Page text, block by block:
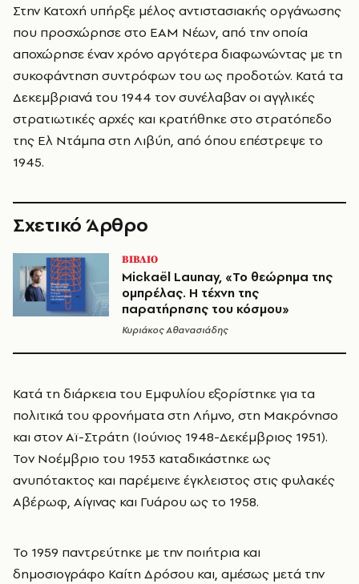
Στην Κατοχή υπήρξε µέλος αντιστασιακής οργάνωσης
που προσχώρησε στο ΕΑΜ Νέων, από την οποία
αποχώρησε έναν χρόνο αργότερα διαφωνώντας µε τη
συκοφάντηση συντρόφων του ως προδοτών. Κατά τα
Δεκεµβριανά του 1944 τον συνέλαβαν οι αγγλικές
στρατιωτικές αρχές και κρατήθηκε στο στρατόπεδο
της Ελ Ντάµπα στη Λιβύη, από όπου επέστρεψε το
1945.
Σχετικό Άρθρο
ΒΙΒΛΙΟ
Mickaël Launay, «Το θεώρημα της
ομπρέλας. Η τέχνη της
παρατήρησης του κόσμου»
Κυριάκος Αθανασιάδης
Κατά τη διάρκεια του Εµφυλίου εξορίστηκε για τα
πολιτικά του φρονήµατα στη Λήµνο, στη Μακρόνησο
και στον Αϊ-Στράτη (Ιούνιος 1948-Δεκέµβριος 1951).
Τον Νοέµβριο του 1953 καταδικάστηκε ως
ανυπότακτος και παρέµεινε έγκλειστος στις φυλακές
Αβέρωφ, Αίγινας και Γυάρου ως το 1958.
Το 1959 παντρεύτηκε µε την ποιήτρια και
δημοσιογράφο Καίτη Δρόσου και, αµέσως μετά την